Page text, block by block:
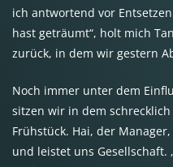
ich antwortend vor
hast geträumt“, holt mich
zurück, in dem wir gestern
Noch immer unter dem
sitzen wir in dem
Frühstück. Hai, der
und leistet uns